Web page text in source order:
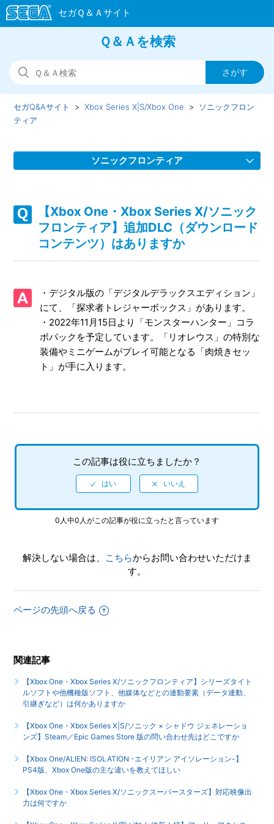
Ｑ＆Ａを検索
セガQ&Aサイト Xbox Series X|S/Xbox One
ソニックフロン
ティア
ソニックフロンティア
Steam版の問い合わせ先はどこですか
【Xbox One・Xbox Series X/ソニックフロンティア】取扱
説明書（マニュアル）はどこかで見られますか
イ動画やゲーム画面写真を、動画サイト／SNS等で公開して
もいいですか
【Xbox One・Xbox Series X/ソニックフロンティア】Xbox
本体機能でのプレイ動画の録画や、Twitch からのストリー
ム配信で制限されている機能はありますか
Series X|SとXbox Oneでは実績は共有ですか、それとも
別々になりますか
【Xbox One・Xbox Series X/ソニックフロンティア】トロ
【Xbox One・Xbox Series X/ソニックフロンティア】イン
【Xbox One・Xbox Series X/ソニックフロンティア】最大
【Xbox One・Xbox Series X/ソニック
フロンティア】追加DLC（ダウンロード
コンテンツ）はありますか
・デジタル版の「デジタルデラックスエディション」
にて、「探求者トレジャーボックス」があります。
・2022年11月15日より「モンスターハンター」コラ
ボパックを予定しています。「リオレウス」の特別な
装備やミニゲームがプレイ可能となる「肉焼きセッ
ト」が手に入ります。
この記事は役に立ちましたか？
0人中0人がこの記事が役に立ったと言っています
解決しない場合は、 こちらからお問い合わせいただけま
す。
ページの先頭へ戻る
関連記事
【Xbox One・Xbox Series X/ソニックフロンティア】シリーズタイト
ルソフトや他機種版ソフト、他媒体などとの連動要素（データ連動、
引継ぎなど）は何かありますか
【Xbox One・Xbox Series X|S/ソニック × シャドウ ジェネレーショ
ンズ】Steam／Epic Games Store 版の問い合わせ先はどこですか
【Xbox One/ALIEN: ISOLATION -エイリアン アイソレーション-】
PS4版、Xbox One版の主な違いを教えてほしい
【Xbox One・Xbox Series X/ソニックスーパースターズ】対応映像出
力は何ですか